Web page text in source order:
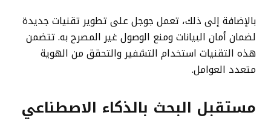
بالإضافة إلى ذلك، تعمل جوجل على تطوير تقنيات جديدة
لضمان أمان البيانات ومنع الوصول غير المصرح به. تتضمن
هذه التقنيات استخدام التشفير والتحقق من الهوية
متعدد العوامل.
مستقبل البحث بالذكاء الاصطناعي